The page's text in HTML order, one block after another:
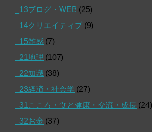
_13ブログ・WEB (25)
_14クリエイティブ (9)
_15雑感 (7)
_21地理 (107)
_22知識 (38)
_23経済・社会学 (27)
_31こころ・食と健康・交流・成長 (24)
_32お金 (37)